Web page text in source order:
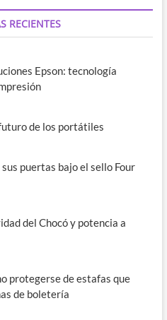
RECIENTES
Epson: tecnología
de los portátiles
puertas bajo el sello Four
del Chocó y potencia a
protegerse de estafas que
de boletería